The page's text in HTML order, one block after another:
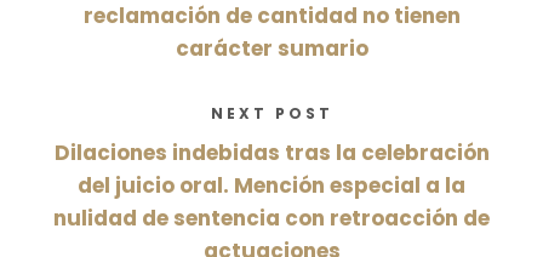
reclamación de cantidad no tienen
carácter sumario
NEXT POST
Dilaciones indebidas tras la celebración
del juicio oral. Mención especial a la
nulidad de sentencia con retroacción de